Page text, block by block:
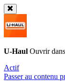
U-Haul Ouvrir
Actif
Passer au contenu